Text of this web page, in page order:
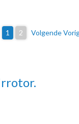
1 2 Volgende